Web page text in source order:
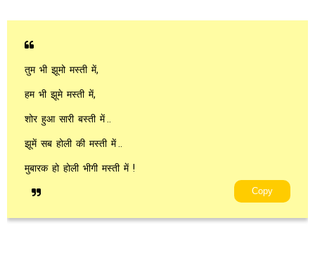
तुम भी झूमो मस्ती में,
हम भी झूमे मस्ती में,
शोर हुआ सारी बस्ती में ..
झूमें सब होली की मस्ती में ..
मुबारक हो होली भीगी मस्ती में !
Copy